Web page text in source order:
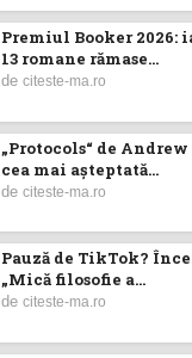
Premiul Booker 2026:
13 romane rămase...
deciteste-ma.ro
„Protocols“ de
cea mai așteptată...
deciteste-ma.ro
Pauză de TikTok?
„Mică filosofie a...
deciteste-ma.ro